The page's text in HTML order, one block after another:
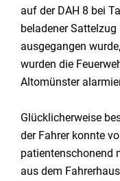
auf der DAH 8 bei
beladener
ausgegangen
wurden die
Altomünster
Glücklicherweise
der Fahrer konnte
patientenschonend
aus dem